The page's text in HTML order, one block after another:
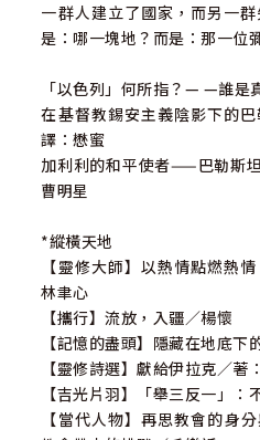
一群人建立了國家，而另一
是：哪一塊地？而是：那一位
「以色列」何所指？— —誰是
在基督教錫安主義陰影下的
譯：懋蜜
加利利的和平使者——巴勒斯
曹明星
*縱橫天地
【靈修大師】以熱情點燃熱
林聿心
【攜行】流放，入疆／楊懷
【記憶的盡頭】隱藏在地底
【靈修詩選】獻給伊拉克／著
【吉光片羽】「舉三反一」：
【當代人物】再思教會的